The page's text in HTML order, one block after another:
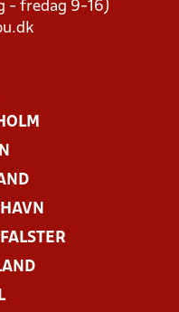
- fredag 9-16)